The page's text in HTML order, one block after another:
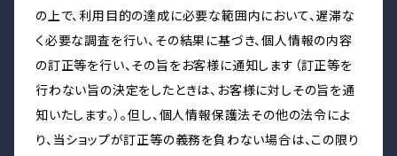
の上で、利用目的の達成に必要な範囲内において、遅滞な
く必要な調査を行い、その結果に基づき、個人情報の内容
の訂正等を行い、その旨をお客様に通知します（訂正等を
行わない旨の決定をしたときは、お客様に対しその旨を通
知いたします。）。但し、個人情報保護法その他の法令によ
り、当ショップが訂正等の義務を負わない場合は、この限り